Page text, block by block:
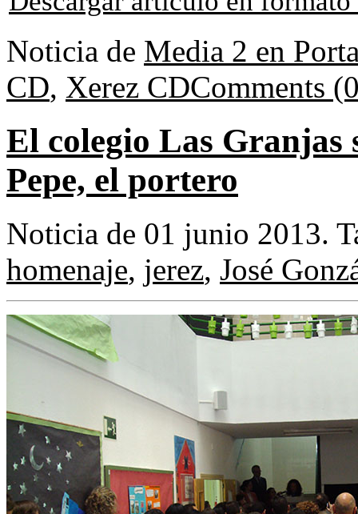
Noticia de Media 2 en
CD, Xerez CDComments
El colegio Las Granjas
Pepe, el portero
Noticia de 01 junio 2013.
homenaje, jerez, José